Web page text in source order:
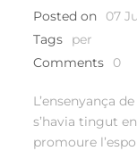
Posted on
07
Tags
per
Comments
0
L’ensenyança
s’havia tingut
promoure